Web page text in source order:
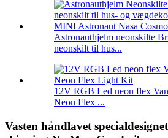
Astronauthjelm neonskilte
neonskilt til hus...
12V RGB Led neon flex
Neon Flex ...
Vasten håndlavet